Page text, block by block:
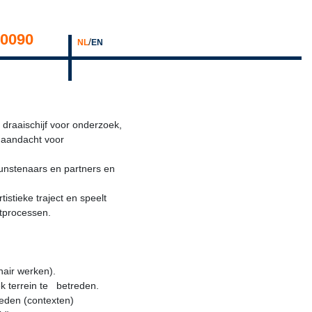
NL/EN
voor onderzoek,
voor
en partners en
traject en speelt
werken).
terrein te betreden.
(contexten)